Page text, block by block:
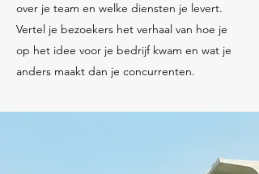
over je team en welke diensten je levert.
Vertel je bezoekers het verhaal van hoe je
op het idee voor je bedrijf kwam en wat je
anders maakt dan je concurrenten.